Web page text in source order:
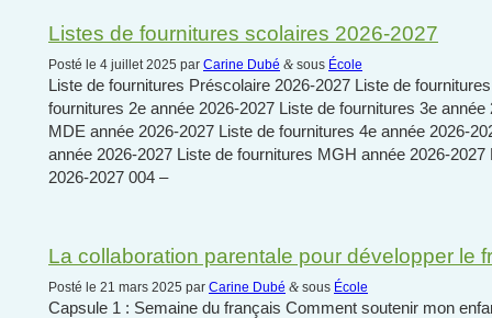
Listes de fournitures scolaires 2026-2027
Posté le 4 juillet 2025 par Carine Dubé & sous École
Liste de fournitures Préscolaire 2026-2027 Liste de
fournitures 2e année 2026-2027 Liste de fournitures 3e
MDE année 2026-2027 Liste de fournitures 4e année 2026-
année 2026-2027 Liste de fournitures MGH année 2026-
2026-2027 004 –
La collaboration parentale pour développer le
Posté le 21 mars 2025 par Carine Dubé & sous École
Capsule 1 : Semaine du français Comment soutenir mon